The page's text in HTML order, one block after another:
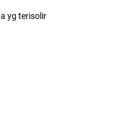
yg terisolir